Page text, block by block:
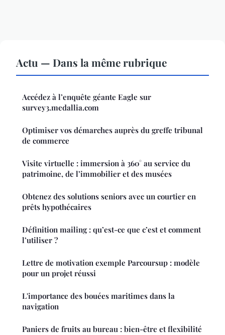
Actu — Dans la même rubrique
Accédez à l’enquête géante Eagle sur
survey3.medallia.com
Optimiser vos démarches auprès du greffe tribunal
de commerce
Visite virtuelle : immersion à 360° au service du
patrimoine, de l’immobilier et des musées
Obtenez des solutions seniors avec un courtier en
prêts hypothécaires
Définition mailing : qu’est-ce que c’est et comment
l’utiliser ?
Lettre de motivation exemple Parcoursup : modèle
pour un projet réussi
L'importance des bouées maritimes dans la
navigation
Paniers de fruits au bureau : bien-être et flexibilité